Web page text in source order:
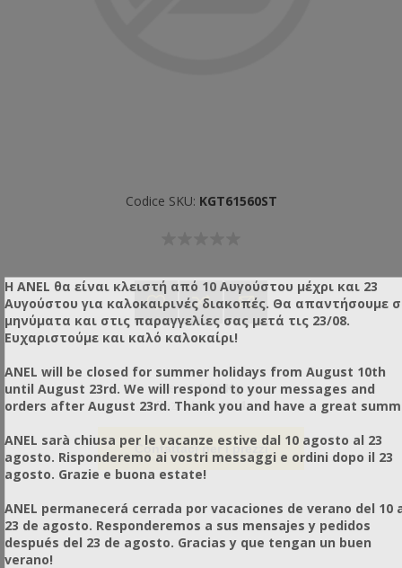
Codice SKU: KGT61560ST
Peso: 1,00 Kg
Pezzi / Pacco: 1
Contattaci per i prezzi
Η ANEL θα είναι κλειστή από 10 Αυγούστου μέχρι και 23
Αυγούστου για καλοκαιρινές διακοπές. Θα απαντήσουμε
μηνύματα και στις παραγγελίες σας μετά τις 23/08.
Ευχαριστούμε και καλό καλοκαίρι!
ANEL will be closed for summer holidays from August 10th
until August 23rd. We will respond to your messages and
orders after August 23rd. Thank you and have a great
ANEL sarà chiusa per le vacanze estive dal 10 agosto al 23
agosto. Risponderemo ai vostri messaggi e ordini dopo il 23
agosto. Grazie e buona estate!
ANEL permanecerá cerrada por vacaciones de verano del 10
23 de agosto. Responderemos a sus mensajes y pedidos
después del 23 de agosto. Gracias y que tengan un buen
verano!